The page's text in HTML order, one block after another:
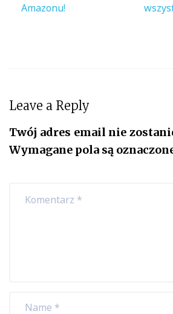
Amazonu!
Leave a Reply
Twój adres email nie
Wymagane pola są